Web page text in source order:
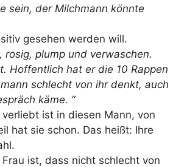
sein, der Milchmann könnte
gesehen werden will.
plump und verwaschen.
Hoffentlich hat er die 10 Rappen
schlecht von ihr denkt, auch
käme. “
ist in diesen Mann, von
hat sie schon. Das heißt: Ihre
ist, dass nicht schlecht von